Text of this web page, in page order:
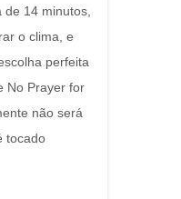
14 minutos,
o clima, e
perfeita
No Prayer for
não será
tocado